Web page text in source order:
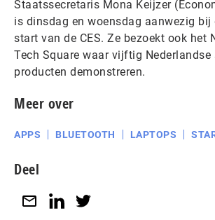
Staatssecretaris Mona Keijzer
is dinsdag en woensdag aanwezig
start van de CES. Ze bezoekt ook het
Tech Square waar vijftig Nederlandse
producten demonstreren.
Meer over
APPS BLUETOOTH LAPTOPS
Deel